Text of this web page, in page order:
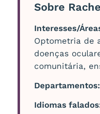
Sobre
Interesses/
Optometria de
doenças
comunitária,
Departamentos:
Idiomas